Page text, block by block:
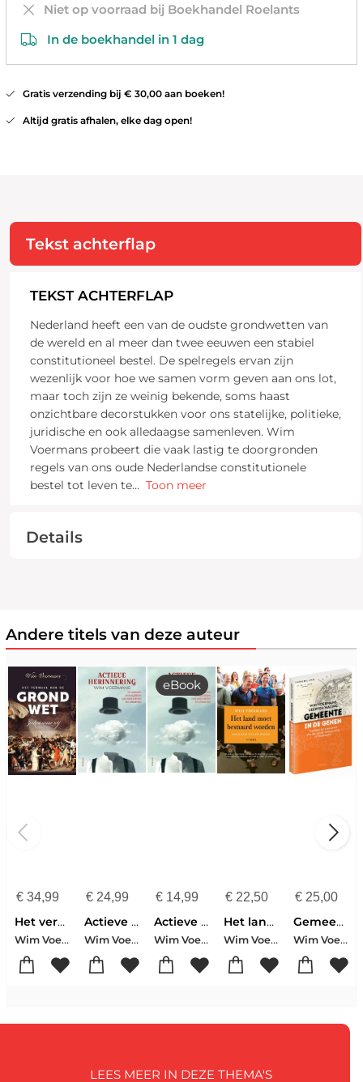
Niet op voorraad bij Boekhandel Roelants
In de boekhandel in 1 dag
Gratis verzending bij € 30,00 aan boeken!
Altijd gratis afhalen, elke dag open!
Tekst achterflap
TEKST ACHTERFLAP
Nederland heeft een van de oudste grondwetten van
de wereld en al meer dan twee eeuwen een stabiel
constitutioneel bestel. De spelregels ervan zijn
wezenlijk voor hoe we samen vorm geven aan ons lot,
maar toch zijn ze weinig bekende, soms haast
onzichtbare decorstukken voor ons statelijke, politieke,
juridische en ook alledaagse samenleven. Wim
Voermans probeert die vaak lastig te doorgronden
regels van ons oude Nederlandse constitutionele
bestel tot leven te... Toon meer
Details
Andere titels van deze auteur
€34,99
Het verhaal van de grondwet
Wim Voermans
€24,99
Actieve herinnering
Wim Voermans
€ 14,99
eBook
Actieve herinnering
Wim Voermans
€ 22,50
Het land moet bestuurd worden
Wim Voermans
€ 25,00
Gemeente in de genen
Wim Voermans-Geerten Waling
LEES MEER IN DEZE THEMA'S